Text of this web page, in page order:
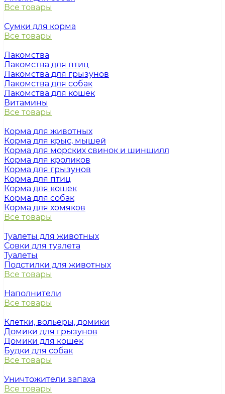
Все товары
Сумки для корма
Все товары
Лакомства
Лакомства для птиц
Лакомства для грызунов
Лакомства для собак
Лакомства для кошек
Витамины
Все товары
Корма для животных
Корма для крыс, мышей
Корма для морских свинок и шиншилл
Корма для кроликов
Корма для грызунов
Корма для птиц
Корма для кошек
Корма для собак
Корма для хомяков
Все товары
Туалеты для животных
Совки для туалета
Туалеты
Подстилки для животных
Все товары
Наполнители
Все товары
Клетки, вольеры, домики
Домики для грызунов
Домики для кошек
Будки для собак
Все товары
Уничтожители запаха
Все товары